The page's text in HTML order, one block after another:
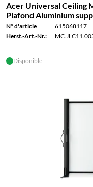
Acer Universal Ceiling
Plafond Aluminium
N° d'article
615068117
Herst.-Art.-Nr.:
Disponible